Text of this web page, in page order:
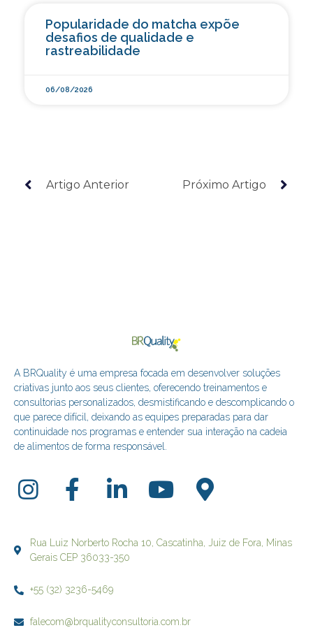
Popularidade do matcha expõe
desafios de qualidade e
rastreabilidade
06/08/2026
Artigo Anterior Próximo Artigo
A BRQuality é uma empresa focada em desenvolver soluções
criativas junto aos seus clientes, oferecendo treinamentos e
consultorias personalizados, desmistificando e descomplicando o
que parece difícil, deixando as equipes preparadas para dar
continuidade nos programas e entender sua interação na cadeia
de alimentos de forma responsável.
Rua Luiz Norberto Rocha 10, Cascatinha, Juiz de Fora, Minas
Gerais CEP 36033-350
+55 (32) 3236-5469
falecom@brqualityconsultoria.com.br